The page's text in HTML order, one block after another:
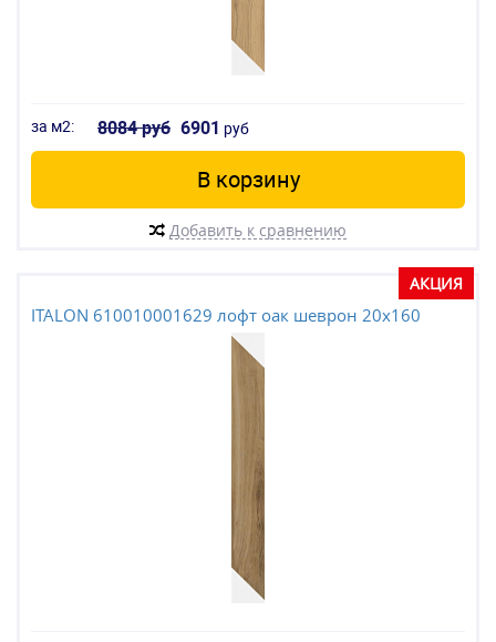
за м2: 8084 руб 6901 руб
В корзину
Добавить к сравнению
АКЦИЯ
ITALON 610010001629 лофт оак шеврон 20x160